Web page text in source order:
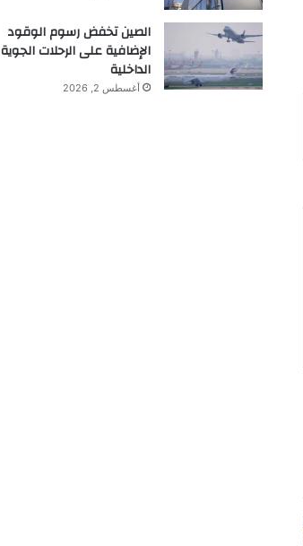
الصين تخفض رسوم الوقود
الإضافية على الرحلات الجوية
الداخلية
أغسطس 2, 2026